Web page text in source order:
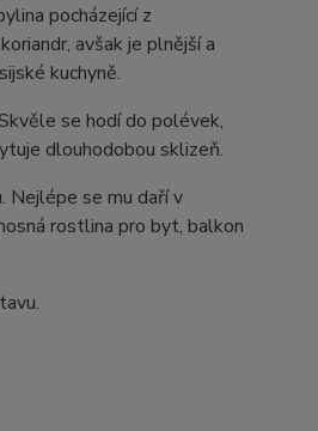
pocházející z
avšak je plnější a
kuchyně.
se hodí do polévek,
dlouhodobou sklizeň.
Nejlépe se mu daří v
rostlina pro byt, balkon